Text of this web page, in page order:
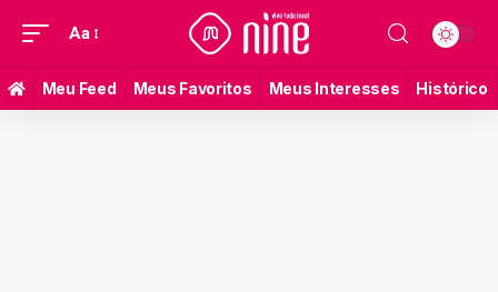
Aa
Meu Feed Meus Favoritos Meus Interesses Histórico